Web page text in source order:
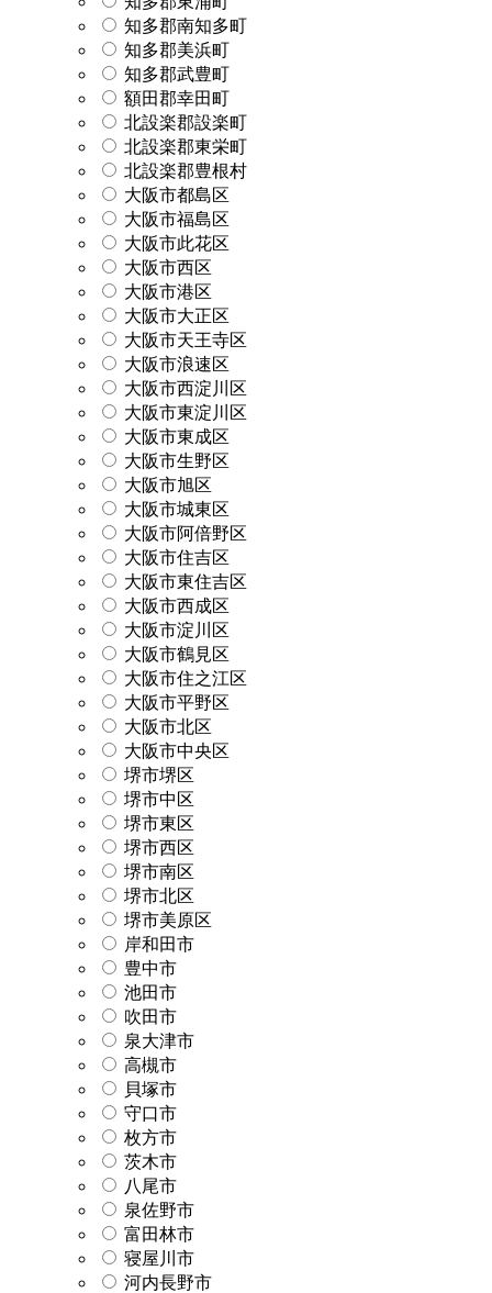
知多郡南知多町
知多郡美浜町
知多郡武豊町
額田郡幸田町
北設楽郡設楽町
北設楽郡東栄町
北設楽郡豊根村
大阪市都島区
大阪市福島区
大阪市此花区
大阪市西区
大阪市港区
大阪市大正区
大阪市天王寺区
大阪市浪速区
大阪市西淀川区
大阪市東淀川区
大阪市東成区
大阪市生野区
大阪市旭区
大阪市城東区
大阪市阿倍野区
大阪市住吉区
大阪市東住吉区
大阪市西成区
大阪市淀川区
大阪市鶴見区
大阪市住之江区
大阪市平野区
大阪市北区
大阪市中央区
堺市堺区
堺市中区
堺市東区
堺市西区
堺市南区
堺市北区
堺市美原区
岸和田市
豊中市
池田市
吹田市
泉大津市
高槻市
貝塚市
守口市
枚方市
茨木市
八尾市
泉佐野市
富田林市
寝屋川市
河内長野市